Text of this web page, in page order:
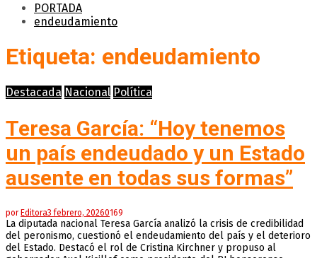
PORTADA
endeudamiento
Etiqueta: endeudamiento
Destacada Nacional Política
Teresa García: “Hoy tenemos
un país endeudado y un Estado
ausente en todas sus formas”
por Editora3 febrero, 20260169
La diputada nacional Teresa García analizó la crisis de credibilidad
del peronismo, cuestionó el endeudamiento del país y el deterioro
del Estado. Destacó el rol de Cristina Kirchner y propuso al